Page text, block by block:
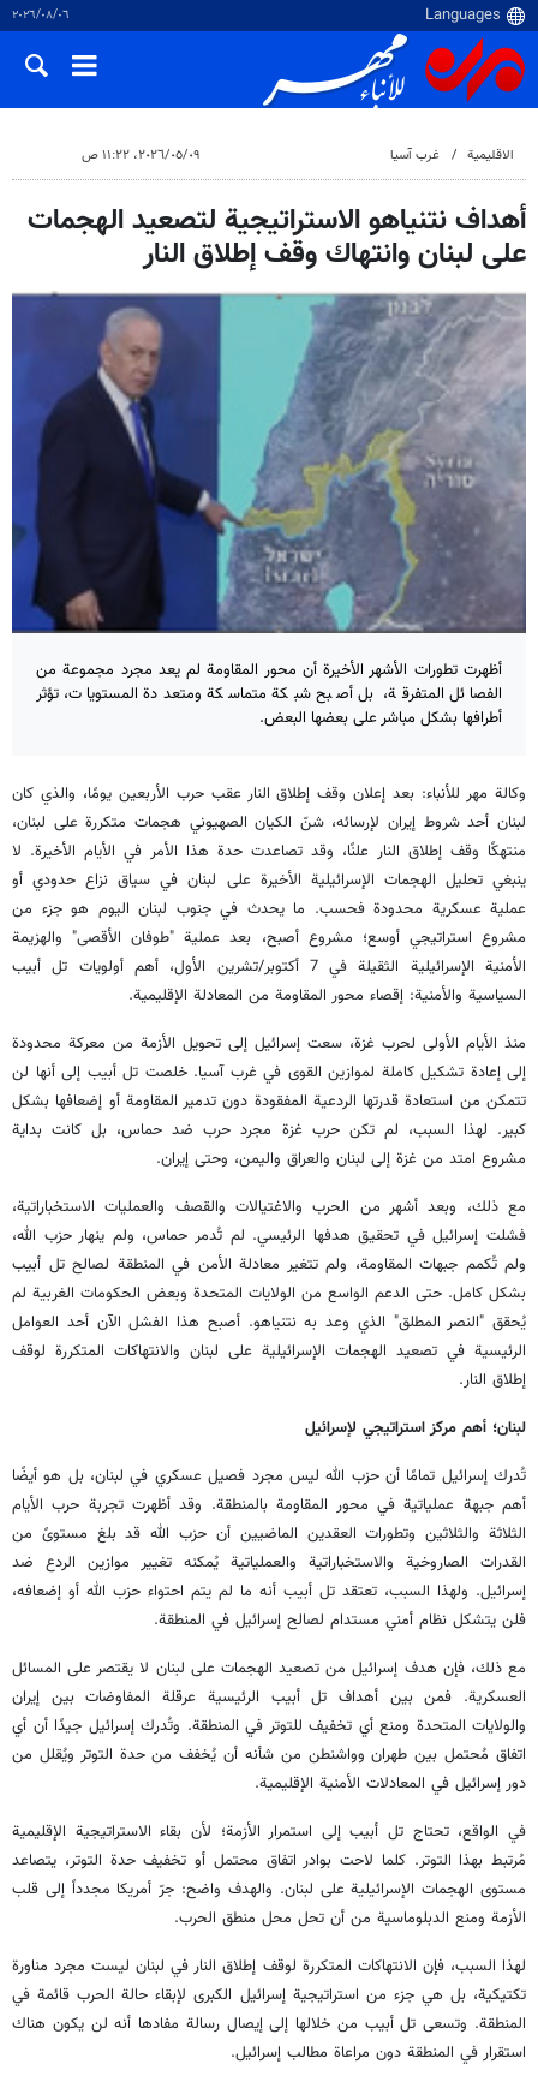
٠٦‏/٠٨‏/٢٠٢٦
الاقلیمیة غرب آسیا ٠٩‏/٠٥‏/٢٠٢٦، ١١:٢٢ ص
أهداف نتنياهو الاستراتيجية لتصعيد الهجمات
على لبنان وانتهاك وقف إطلاق النار
أظهرت تطورات الأشهر الأخيرة أن محور المقاومة لم يعد مجرد مجموعة من
الفصائل المتفرقة، بل أصبح شبكة متماسكة ومتعددة المستويات، تؤثر
أطرافها بشكل مباشر على بعضها البعض.
وكالة مهر للأنباء: بعد إعلان وقف إطلاق النار عقب حرب الأربعين يومًا، والذي كان
لبنان أحد شروط إيران لإرسائه، شنّ الكيان الصهيوني هجمات متكررة على لبنان،
منتهكًا وقف إطلاق النار علنًا، وقد تصاعدت حدة هذا الأمر في الأيام الأخيرة. لا
ينبغي تحليل الهجمات الإسرائيلية الأخيرة على لبنان في سياق نزاع حدودي أو
عملية عسكرية محدودة فحسب. ما يحدث في جنوب لبنان اليوم هو جزء من
مشروع استراتيجي أوسع؛ مشروع أصبح، بعد عملية "طوفان الأقصى" والهزيمة
الأمنية الإسرائيلية الثقيلة في 7 أكتوبر/تشرين الأول، أهم أولويات تل أبيب
السياسية والأمنية: إقصاء محور المقاومة من المعادلة الإقليمية.
منذ الأيام الأولى لحرب غزة، سعت إسرائيل إلى تحويل الأزمة من معركة محدودة
إلى إعادة تشكيل كاملة لموازين القوى في غرب آسيا. خلصت تل أبيب إلى أنها لن
تتمكن من استعادة قدرتها الردعية المفقودة دون تدمير المقاومة أو إضعافها بشكل
كبير. لهذا السبب، لم تكن حرب غزة مجرد حرب ضد حماس، بل كانت بداية
مشروع امتد من غزة إلى لبنان والعراق واليمن، وحتى إيران.
مع ذلك، وبعد أشهر من الحرب والاغتيالات والقصف والعمليات الاستخباراتية،
فشلت إسرائيل في تحقيق هدفها الرئيسي. لم تُدمر حماس، ولم ينهار حزب الله،
ولم تُكمم جبهات المقاومة، ولم تتغير معادلة الأمن في المنطقة لصالح تل أبيب
بشكل كامل. حتى الدعم الواسع من الولايات المتحدة وبعض الحكومات الغربية لم
يُحقق "النصر المطلق" الذي وعد به نتنياهو. أصبح هذا الفشل الآن أحد العوامل
الرئيسية في تصعيد الهجمات الإسرائيلية على لبنان والانتهاكات المتكررة لوقف
إطلاق النار.
لبنان؛ أهم مركز استراتيجي لإسرائيل
تُدرك إسرائيل تمامًا أن حزب الله ليس مجرد فصيل عسكري في لبنان، بل هو أيضًا
أهم جبهة عملياتية في محور المقاومة بالمنطقة. وقد أظهرت تجربة حرب الأيام
الثلاثة والثلاثين وتطورات العقدين الماضيين أن حزب الله قد بلغ مستوىً من
القدرات الصاروخية والاستخباراتية والعملياتية يُمكنه تغيير موازين الردع ضد
إسرائيل. ولهذا السبب، تعتقد تل أبيب أنه ما لم يتم احتواء حزب الله أو إضعافه،
فلن يتشكل نظام أمني مستدام لصالح إسرائيل في المنطقة.
مع ذلك، فإن هدف إسرائيل من تصعيد الهجمات على لبنان لا يقتصر على المسائل
العسكرية. فمن بين أهداف تل أبيب الرئيسية عرقلة المفاوضات بين إيران
والولايات المتحدة ومنع أي تخفيف للتوتر في المنطقة. وتُدرك إسرائيل جيدًا أن أي
اتفاق مُحتمل بين طهران وواشنطن من شأنه أن يُخفف من حدة التوتر ويُقلل من
دور إسرائيل في المعادلات الأمنية الإقليمية.
في الواقع، تحتاج تل أبيب إلى استمرار الأزمة؛ لأن بقاء الاستراتيجية الإقليمية
مُرتبط بهذا التوتر. كلما لاحت بوادر اتفاق محتمل أو تخفيف حدة التوتر، يتصاعد
مستوى الهجمات الإسرائيلية على لبنان. والهدف واضح: جرّ أمريكا مجدداً إلى قلب
الأزمة ومنع الدبلوماسية من أن تحل محل منطق الحرب.
لهذا السبب، فإن الانتهاكات المتكررة لوقف إطلاق النار في لبنان ليست مجرد مناورة
تكتيكية، بل هي جزء من استراتيجية إسرائيل الكبرى لإبقاء حالة الحرب قائمة في
المنطقة. وتسعى تل أبيب من خلالها إلى إيصال رسالة مفادها أنه لن يكون هناك
استقرار في المنطقة دون مراعاة مطالب إسرائيل.